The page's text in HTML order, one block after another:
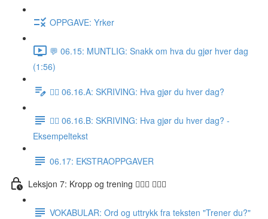
OPPGAVE: Yrker
💬 06.15: MUNTLIG: Snakk om hva du gjør hver dag
(1:56)
✍🏼 06.16.A: SKRIVING: Hva gjør du hver dag?
✍🏼 06.16.B: SKRIVING: Hva gjør du hver dag? -
Eksempeltekst
06.17: EKSTRAOPPGAVER
Leksjon 7: Kropp og trening 🚶🏼‍♀️ 🏋🏽‍♀️
VOKABULAR: Ord og uttrykk fra teksten "Trener du?"